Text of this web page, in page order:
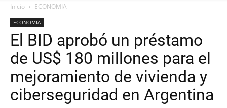
RIO
NEGRO
Inicio ECONOMIA
ECONOMIA
El BID aprobó un préstamo
de US$ 180 millones para el
mejoramiento de vivienda y
ciberseguridad en Argentina